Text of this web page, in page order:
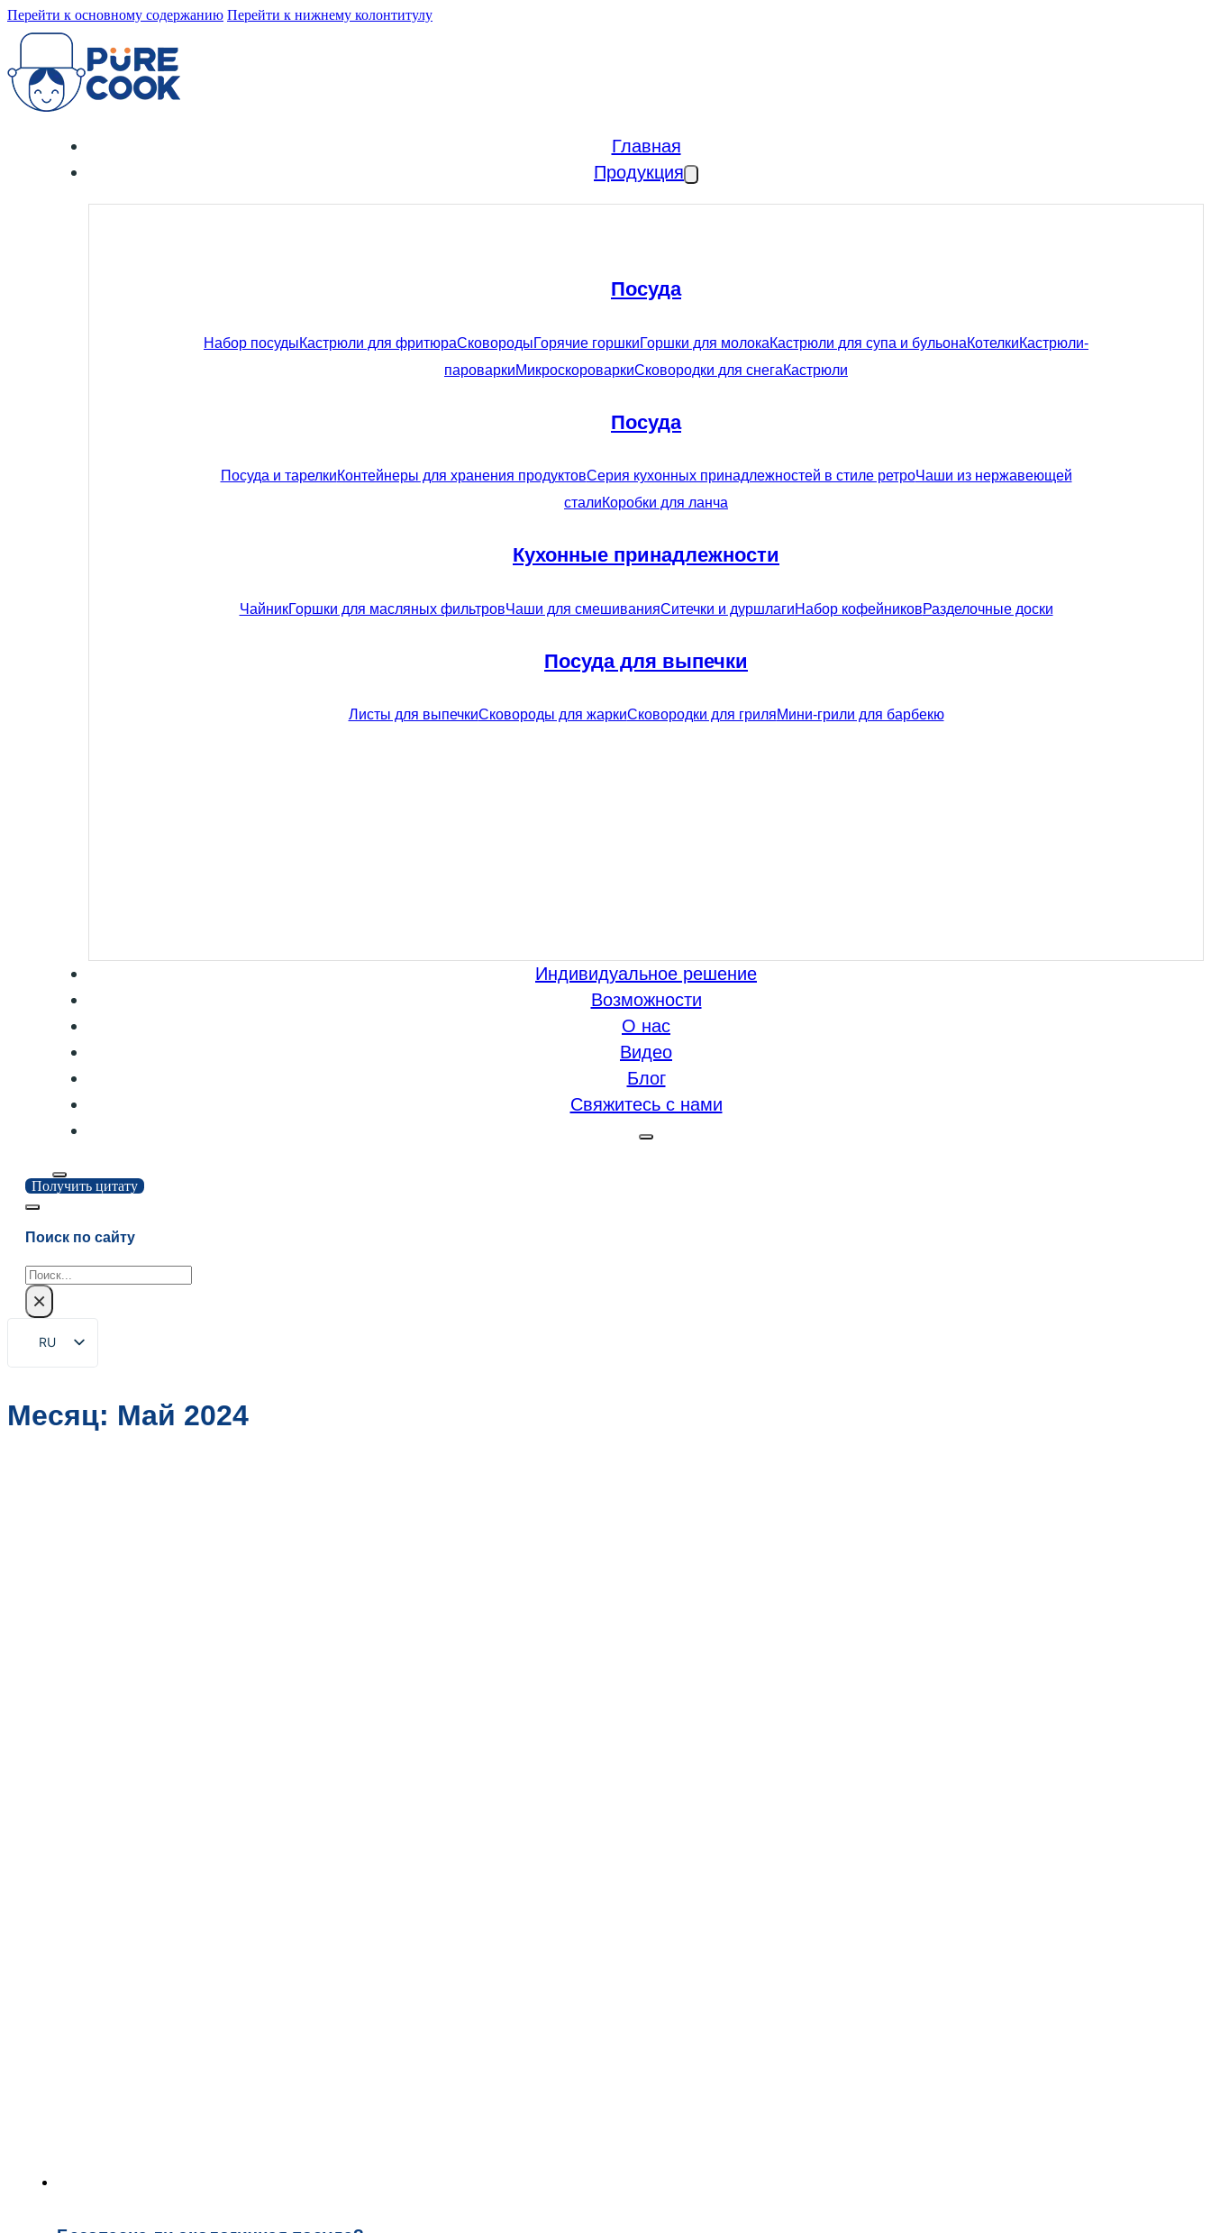
Перейти к основному содержанию Перейти к нижнему колонтитулу
Главная
Продукция
Посуда
Набор посудыКастрюли для фритюраСковородыГорячие горшкиГоршки для молокаКастрюли для супа и бульонаКотелкиКастрюли-
пароваркиМикроскороваркиСковородки для снегаКастрюли
Посуда
Посуда и тарелкиКонтейнеры для хранения продуктовСерия кухонных принадлежностей в стиле ретроЧаши из нержавеющей
сталиКоробки для ланча
Кухонные принадлежности
ЧайникГоршки для масляных фильтровЧаши для смешиванияСитечки и дуршлагиНабор кофейниковРазделочные доски
Посуда для выпечки
Листы для выпечкиСковороды для жаркиСковородки для гриляМини-грили для барбекю
Индивидуальное решение
Возможности
О нас
Видео
Блог
Свяжитесь с нами
Получить цитату
Поиск по сайту
Поиск
×
RU
EN
Месяц: Май 2024